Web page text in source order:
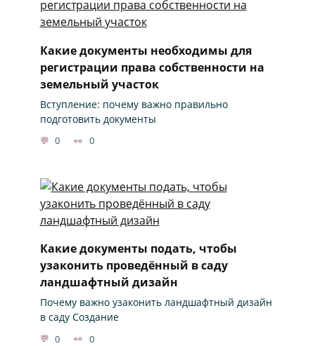
Какие документы необходимы для
регистрации права собственности на
земельный участок
Вступление: почему важно правильно
подготовить документы
0 0
Какие документы подать, чтобы
узаконить проведённый в саду
ландшафтный дизайн
Почему важно узаконить ландшафтный дизайн
в саду Создание
0 0